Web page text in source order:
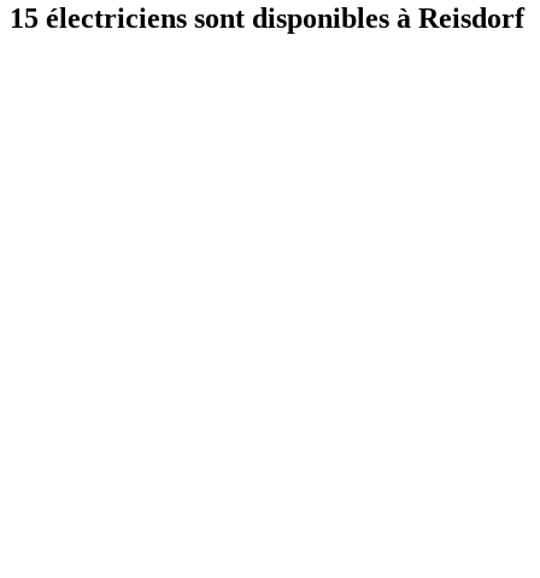
15 électriciens sont disponibles à Reisdorf